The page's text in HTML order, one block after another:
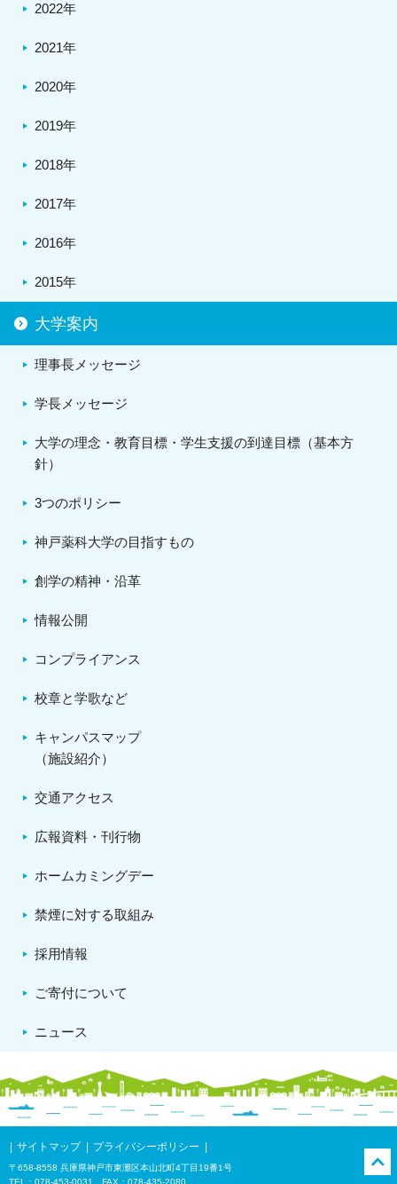
2022年
2021年
2020年
2019年
2018年
2017年
2016年
2015年
大学案内
理事長メッセージ
学長メッセージ
大学の理念・教育目標・学生支援の到達目標（基本方
針）
3つのポリシー
神戸薬科大学の目指すもの
創学の精神・沿革
情報公開
コンプライアンス
校章と学歌など
キャンパスマップ
（施設紹介）
交通アクセス
広報資料・刊行物
ホームカミングデー
禁煙に対する取組み
採用情報
ご寄付について
ニュース
サイトマップ プライバシーポリシー
〒658-8558 兵庫県神戸市東灘区本山北町4丁目19番1号